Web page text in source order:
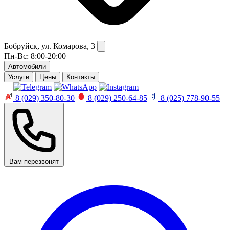
Бобруйск, ул. Комарова, 3
Пн-Вс: 8:00-20:00
Автомобили
Услуги
Цены Контакты
8 (029) 350-80-30 8 (029) 250-64-85 8 (025) 778-90-55
Вам перезвонят